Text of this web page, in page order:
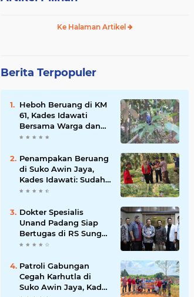
Ke Halaman Artikel
Berita Terpopuler
Heboh Beruang di KM
61, Kades Idawati
Bersama Warga dan
BPD Turun Langsung
Penampakan Beruang
di Suko Awin Jaya,
Kades Idawati: Sudah
Lapor BKSDA Jambi
Dokter Spesialis
Unand Padang Siap
Bertugas di RS Sungai
Bahar, Bupati BBS
Patroli Gabungan
Cegah Karhutla di
Suko Awin Jaya, Kades